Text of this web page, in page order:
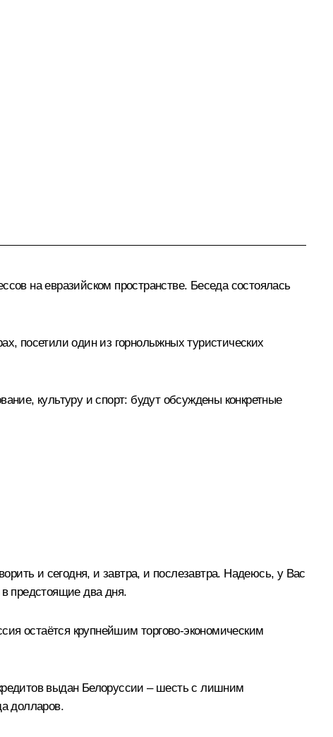
на евразийском пространстве. Беседа состоялась
посетили один из горнолыжных туристических
культуру и спорт: будут обсуждены конкретные
и сегодня, и завтра, и послезавтра. Надеюсь, у Вас
предстоящие два дня.
остаётся крупнейшим торгово-экономическим
выдан Белоруссии – шесть с лишним
долларов.